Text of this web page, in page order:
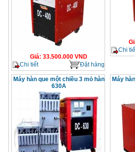
Giá: 33.500.000 VND
Chi tiết
Đặt hàng
Chi
Máy hàn que một chiều 3 mỏ hàn
630A
Máy